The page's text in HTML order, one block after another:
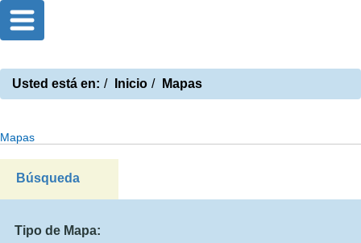
Usted está en: Inicio Mapas
Mapas
Búsqueda
Tipo de Mapa: